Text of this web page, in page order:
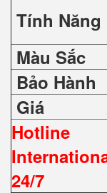
Tính Năng
Màu Sắc
Bảo Hành
Giá
Hotline
24/7